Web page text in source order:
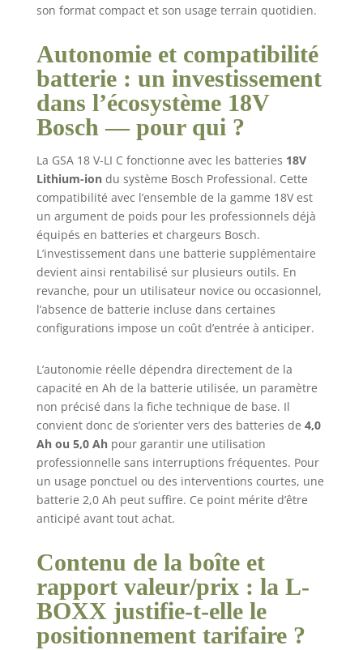
son format compact et son usage terrain quotidien.
Autonomie et compatibilité
batterie : un investissement
dans l’écosystème 18V
Bosch — pour qui ?
La GSA 18 V-LI C fonctionne avec les batteries 18V
Lithium-iondu système Bosch Professional. Cette
compatibilité avec l’ensemble de la gamme 18V est
un argument de poids pour les professionnels déjà
équipés en batteries et chargeurs Bosch.
L’investissement dans une batterie supplémentaire
devient ainsi rentabilisé sur plusieurs outils. En
revanche, pour un utilisateur novice ou occasionnel,
l’absence de batterie incluse dans certaines
configurations impose un coût d’entrée à anticiper.
L’autonomie réelle dépendra directement de la
capacité en Ah de la batterie utilisée, un paramètre
non précisé dans la fiche technique de base. Il
convient donc de s’orienter vers des batteries de 4,0
Ah ou 5,0 Ahpour garantir une utilisation
professionnelle sans interruptions fréquentes. Pour
un usage ponctuel ou des interventions courtes, une
batterie 2,0 Ah peut suffire. Ce point mérite d’être
anticipé avant tout achat.
Contenu de la boîte et
rapport valeur/prix : la L-
BOXX justifie-t-elle le
positionnement tarifaire ?